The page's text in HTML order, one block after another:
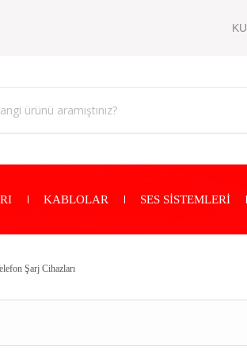
KABLOLAR SES SİSTEMLERİ
Şarj Cihazları